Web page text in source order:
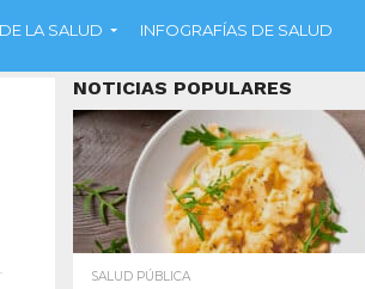
LA SALUD INFOGRAFÍAS DE SALUD
NOTICIAS POPULARES
SALUD PÚBLICA